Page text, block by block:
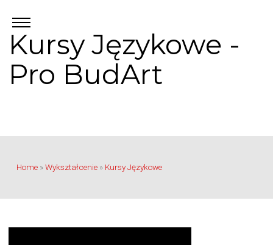
Kursy Językowe -
Pro BudArt
Home »Wykształcenie » Kursy Językowe